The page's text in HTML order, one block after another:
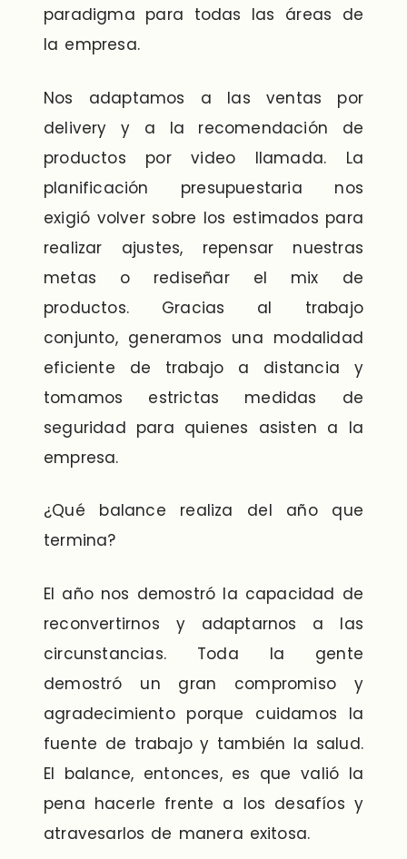
paradigma para todas las áreas de
la empresa.
Nos adaptamos a las ventas por
delivery y a la recomendación de
productos por video llamada. La
planificación presupuestaria nos
exigió volver sobre los estimados para
realizar ajustes, repensar nuestras
metas o rediseñar el mix de
productos. Gracias al trabajo
conjunto, generamos una modalidad
eficiente de trabajo a distancia y
tomamos estrictas medidas de
seguridad para quienes asisten a la
empresa.
¿Qué balance realiza del año que
termina?
El año nos demostró la capacidad de
reconvertirnos y adaptarnos a las
circunstancias. Toda la gente
demostró un gran compromiso y
agradecimiento porque cuidamos la
fuente de trabajo y también la salud.
El balance, entonces, es que valió la
pena hacerle frente a los desafíos y
atravesarlos de manera exitosa.